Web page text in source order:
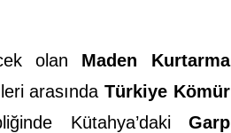
olan Maden Kurtarma
arasında Türkiye Kömür
Kütahya’daki Garp